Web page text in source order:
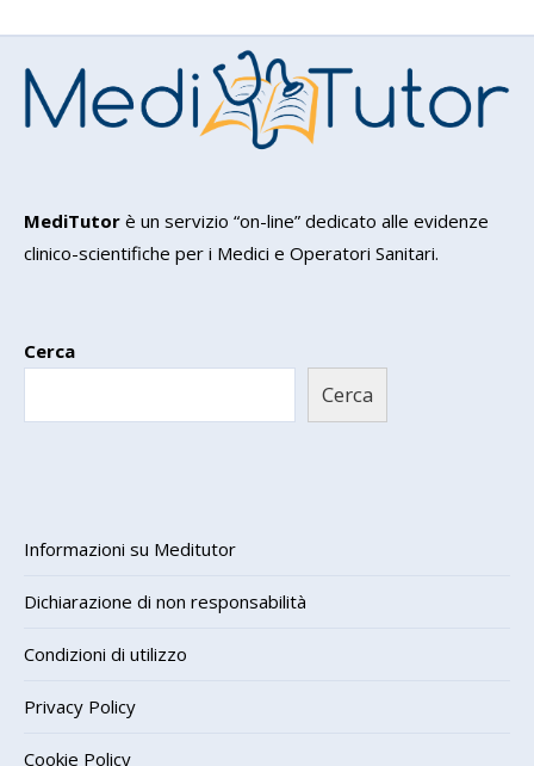
MediTutor è un servizio “on-line” dedicato alle evidenze
clinico-scientifiche per i Medici e Operatori Sanitari.
Cerca
Cerca
Informazioni su Meditutor
Dichiarazione di non responsabilità
Condizioni di utilizzo
Privacy Policy
Cookie Policy